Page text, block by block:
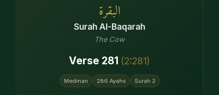
البقرة
Surah Al-Baqarah
The Cow
Verse 281 (2:281)
Medinan 286 Ayahs Surah 2